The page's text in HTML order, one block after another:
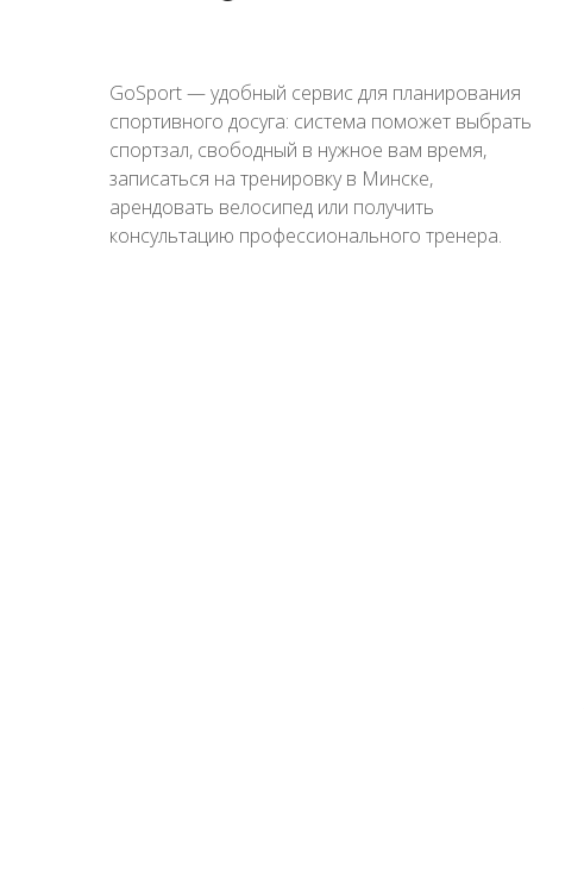
GoSport — удобный сервис для планирования
спортивного досуга: система поможет выбрать
спортзал, свободный в нужное вам время,
записаться на тренировку в Минске,
арендовать велосипед или получить
консультацию профессионального тренера.